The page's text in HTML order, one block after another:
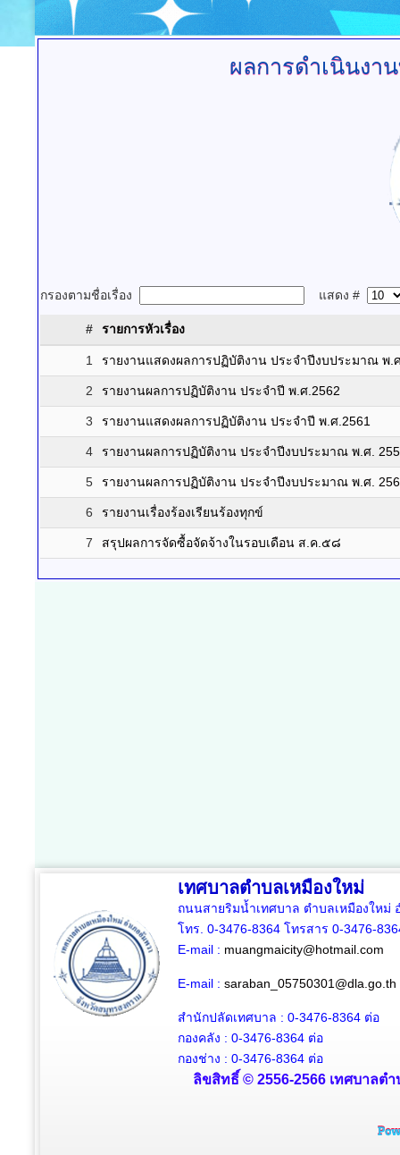
ผลการดำเนินงา
กรองตามชื่อเรื่อง แสดง #
# รายการหัวเรื่อง
1 รายงานแสดงผลการปฏิบัติงาน ประจำปีงบประมาณ พ.
2 รายงานผลการปฏิบัติงาน ประจำปี พ.ศ.2562
3 รายงานแสดงผลการปฏิบัติงาน ประจำปี พ.ศ.2561
4 รายงานผลการปฏิบัติงาน ประจำปีงบประมาณ พ.ศ.
5 รายงานผลการปฏิบัติงาน ประจำปีงบประมาณ พ.ศ.
6 รายงานเรื่องร้องเรียนร้องทุกข์
7 สรุปผลการจัดซื้อจัดจ้างในรอบเดือน ส.ค.๕๘
เทศบาลตำบลเหมืองใหม่
ถนนสายริมน้ำเทศบาล ตำบลเหมืองใหม่
โทร. 0-3476-8364 โทรสาร 0-3476-
E-mail : muangmaicity@hotmail.com
E-mail : saraban_05750301@dla.go.th
สำนักปลัดเทศบาล : 0-3476-8364 ต่อ
กองคลัง : 0-3476-8364 ต่อ
กองช่าง : 0-3476-8364 ต่อ
ลิขสิทธิ์ © 2556-2566 เทศบาลต